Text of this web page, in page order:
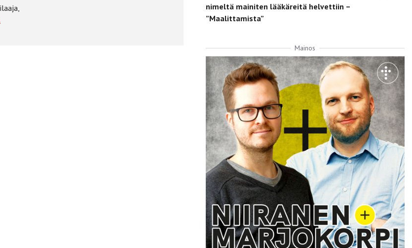
nimeltä mainiten lääkäreitä helvettiin –
”Maalittamista”
Mainos